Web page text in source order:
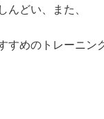
んどい、また、
めのトレーニン